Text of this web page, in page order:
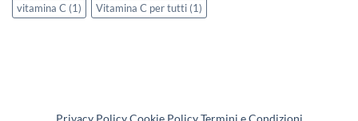
vitamina C (1) Vitamina C per tutti (1)